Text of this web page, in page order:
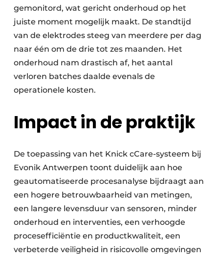
gemonitord, wat gericht onderhoud op het
juiste moment mogelijk maakt. De standtijd
van de elektrodes steeg van meerdere per dag
naar één om de drie tot zes maanden. Het
onderhoud nam drastisch af, het aantal
verloren batches daalde evenals de
operationele kosten.
Impact in de praktijk
De toepassing van het Knick cCare-systeem bij
Evonik Antwerpen toont duidelijk aan hoe
geautomatiseerde procesanalyse bijdraagt aan
een hogere betrouwbaarheid van metingen,
een langere levensduur van sensoren, minder
onderhoud en interventies, een verhoogde
procesefficiëntie en productkwaliteit, een
verbeterde veiligheid in risicovolle omgevingen